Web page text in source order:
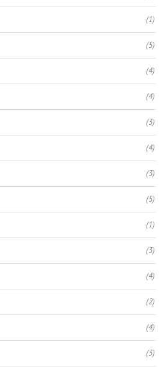
(1)
(5)
(4)
(4)
(3)
(4)
(3)
(5)
(1)
(3)
(4)
(2)
(4)
(3)